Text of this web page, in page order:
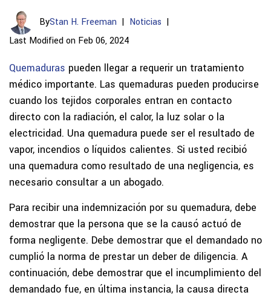
ByStan H. Freeman | Noticias |
Last Modified on Feb 06, 2024
Quemaduras pueden llegar a requerir un tratamiento
médico importante. Las quemaduras pueden producirse
cuando los tejidos corporales entran en contacto
directo con la radiación, el calor, la luz solar o la
electricidad. Una quemadura puede ser el resultado de
vapor, incendios o líquidos calientes. Si usted recibió
una quemadura como resultado de una negligencia, es
necesario consultar a un abogado.
Para recibir una indemnización por su quemadura, debe
demostrar que la persona que se la causó actuó de
forma negligente. Debe demostrar que el demandado no
cumplió la norma de prestar un deber de diligencia. A
continuación, debe demostrar que el incumplimiento del
demandado fue, en última instancia, la causa directa